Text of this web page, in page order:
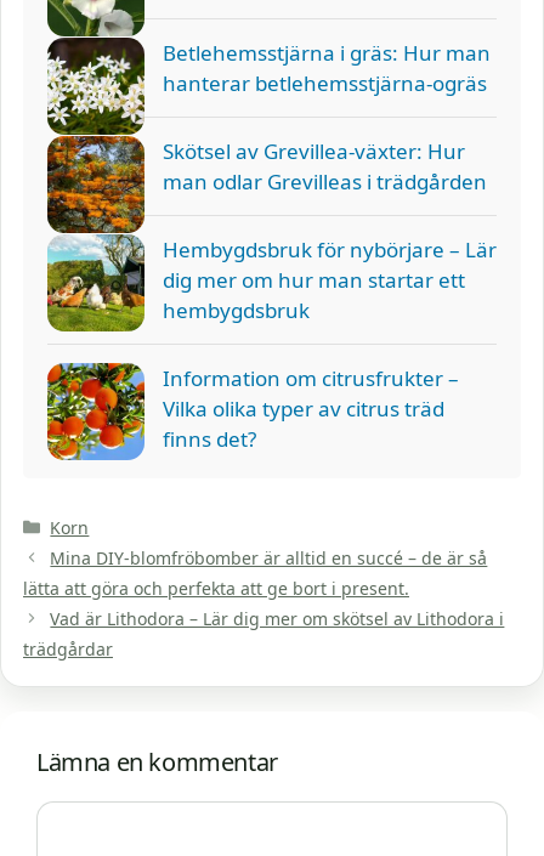
Betlehemsstjärna i gräs: Hur man
hanterar betlehemsstjärna-ogräs
Skötsel av Grevillea-växter: Hur
man odlar Grevilleas i trädgården
Hembygdsbruk för nybörjare – Lär
dig mer om hur man startar ett
hembygdsbruk
Information om citrusfrukter –
Vilka olika typer av citrus träd
finns det?
Kategorier
Korn
Mina DIY-blomfröbomber är alltid en succé – de är så
lätta att göra och perfekta att ge bort i present.
Vad är Lithodora – Lär dig mer om skötsel av Lithodora i
trädgårdar
Lämna en kommentar
Kommentar